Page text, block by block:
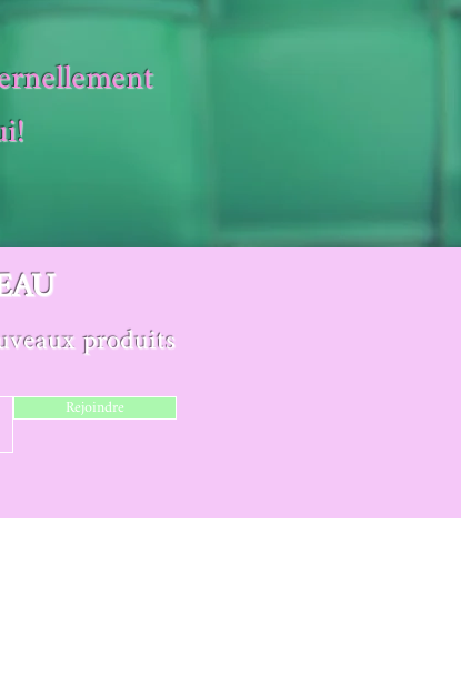
produits
Rejoindre